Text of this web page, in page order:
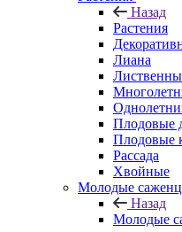
Назад
Растения
Лиана
Плодовые
Плодовые
Рассада
Хвойные
Молодые
Назад
Молодые